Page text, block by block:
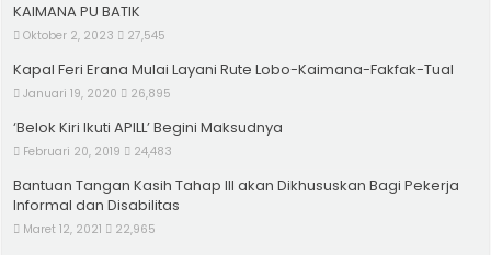
KAIMANA PU BATIK
Oktober 2, 2023 27,545
Kapal Feri Erana Mulai Layani Rute Lobo-Kaimana-Fakfak-Tual
Januari 19, 2020 26,895
‘Belok Kiri Ikuti APILL’ Begini Maksudnya
Februari 20, 2019 24,483
Bantuan Tangan Kasih Tahap III akan Dikhususkan Bagi Pekerja
Informal dan Disabilitas
Maret 12, 2021 22,965